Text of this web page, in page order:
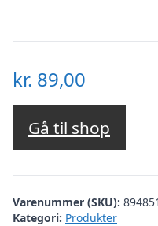
kr. 89,00
Gå til shop
Varenummer (SKU):
Kategori: Produkter